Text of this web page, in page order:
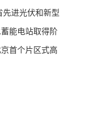
进光伏和新型
能电站取得阶
首个片区式高